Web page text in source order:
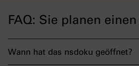
FAQ: Sie planen
Wann hat das nsdoku geöffnet?